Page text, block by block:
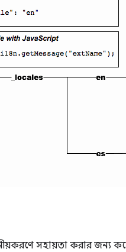
সহায়তা করার জন্য